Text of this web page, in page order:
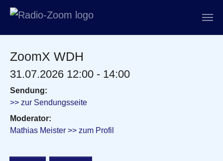
ZoomX WDH
31.07.2026 12:00 - 14:00
Sendung:
>> zur Sendungsseite
Moderator:
Mathias Meister >> zum Profil